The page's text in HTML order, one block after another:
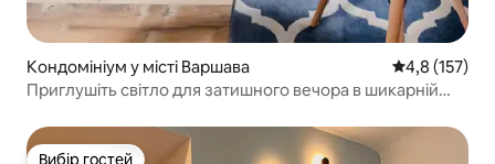
Кондомініум у місті Варшава Середня
4,8 (157)
Приглушіть світло для затишного вечора в шикарній
Вибір гостей